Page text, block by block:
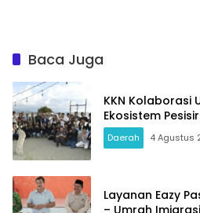
Baca Juga
KKN Kolaborasi
Ekosistem
Daerah 4 Agustus
Layanan Eazy
– Umrah